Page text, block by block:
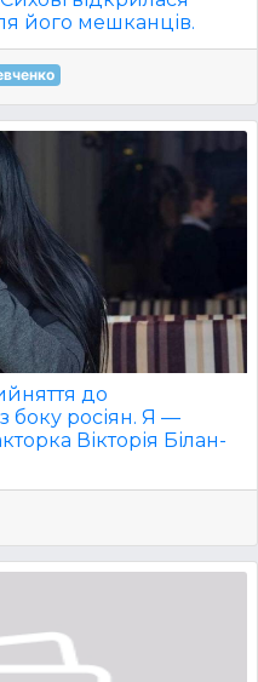
його мешканців.
до
боку росіян. Я —
Вікторія Білан-